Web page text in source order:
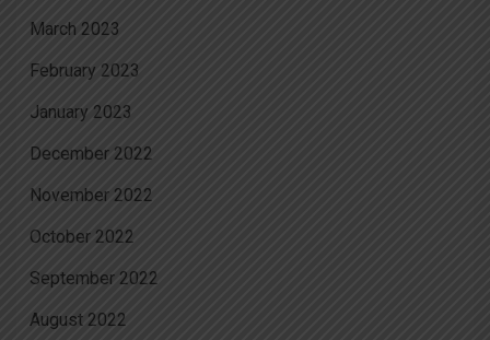
March 2023
February 2023
January 2023
December 2022
November 2022
October 2022
September 2022
August 2022